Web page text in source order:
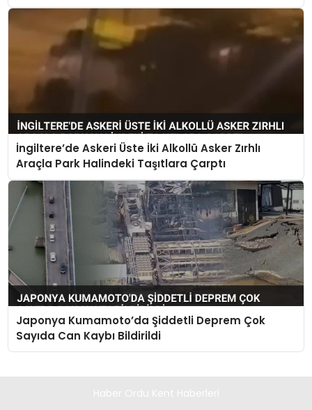
İngiltere’de Askeri Üste İki Alkollü Asker Zırhlı
Araçla Park Halindeki Taşıtlara Çarptı
Japonya Kumamoto’da Şiddetli Deprem Çok
Sayıda Can Kaybı Bildirildi